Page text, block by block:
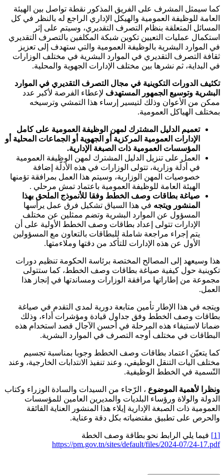
كما سيمثل المشرف على الفريق المذكور نقطة تواصل بين الهيئة
العامة للوظيفة العمومية والهيكل الإداري الراجع له بالنظر في كل
المسائل المتعلقة بنظام التصرف التقديري، وسيتم على إثر
استكمال عمليات التعيين تكوين شبكة المكلفين بالتصرف التقديري
في الموارد البشرية بالوظيفة العمومية والتي ستهدف إلى تعزيز
ثقافة التصرف التقديري في الموارد البشرية في مختلف الوزارات
في البداية، ثم نشرها بين مختلف الإدارات الجهوية والمحلية.
تكثيف الدورات التكوينية في مجال التصرف التقديري في الموارد
البشرية وتوسيع الجمهور المستهدف لإعطاء الفرصة لأكبر عدد
ممكن من الأعوان وذلك لتيسير إرساء هذا التمشي وترسيخه
بمختلف الهياكل العمومية.
تعميم الدليل المشترك لمهن الوظيفة العمومية على كامل
الإدارات العمومية المركزية أو الجهوية أو الجماعات المحلية أو
المؤسسات العمومية ذات الصبغة الإدارية.
العمل على تنزيل الدليل المشترك لمهن الوظيفة العمومية
في أدلّة وزارية، تتولى الوزارات في هذه الأدلّة إضافة
خصوصيات المهن الوزارية، وسيتم هذا العمل بمرافقة تؤمنها
الهيئة العامة للوظيفة العمومية باعتماد تمش مرحلي .
صياغة بطاقات وصف الخطط وفقا للأنموذج الملحق بهذا
المنشور ويتجه في هذا السياق تشكيل فرق عمل يرأسها
المسؤول عن الموارد البشرية وتضم ممثلين عن مختلف
الإدارات تتولى إعداد بطاقات وصف الخطط الأولية على أن
يتم إجراء مراجعة شاملة للبطاقات بالتعاون مع المسؤولين
الأول عن هذه الإدارات للتأكد من دقتها وملاءمتها.
هذا وسيعهد إلى المصالح المختصة برئاسة الحكومة تنظيم دورات
تكوينية حول كيفية صياغة بطاقات وصف الخطط، كما ستتولى
مجموعة من إطاراتها مرافقة الوزارات ومساندتها في إنجاز هذا
العمل.
ويتجه في هذا الإطار تأمين متابعة دورية لمدى التقدم في صياغة
بطاقات وصف الخطط وفق جداول قيادة ومؤشرات أداء، وذلك
ضمانا لاستيفاء هذه المرحلة في أحسن الآجال قصد استخدام هذه
البطاقات في مختلف أوجه التصرف في الموارد البشرية.
كما يتعيّن اعتماد بطاقات وصف الخطط وجوبا بمناسبة تجسيم
مختلف اليات التنقل الوظيفي، وعند تنفيذ الانتدابات الخارجية، وعند
التّسمية في الخطط الوظيفية.
ونظرا لأهمية الموضوع ، الرّجاء من السيدات والسادة الوزراء وكتاب
الدولة والولاة ورؤساء البلديات والمديرين العامين للمؤسسات
العمومية ذات الصبغة الإدارية إيلاء هذا المنشور العناية الفائقة
والحرص على تطبيق مقتضياته بكل دقة وعناية.
[1]
فيما يلي الرابط نحو بطاقة وصف الخطة
https://pm.gov.tn/sites/default/files/2024-07/24-17.pdf